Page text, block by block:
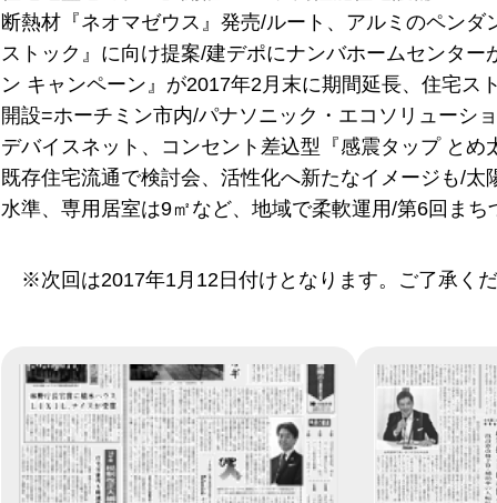
断熱材『ネオマゼウス』発売/ルート、アルミのペン
ストック』に向け提案/建デポにナンバホームセンタ
ン キャンペーン』が2017年2月末に期間延長、住宅
開設=ホーチミン市内/パナソニック・エコソリューシ
デバイスネット、コンセント差込型『感震タップ と
既存住宅流通で検討会、活性化へ新たなイメージも/
水準、専用居室は9㎡など、地域で柔軟運用/第6回ま
※次回は2017年1月12日付けとなります。ご了承く